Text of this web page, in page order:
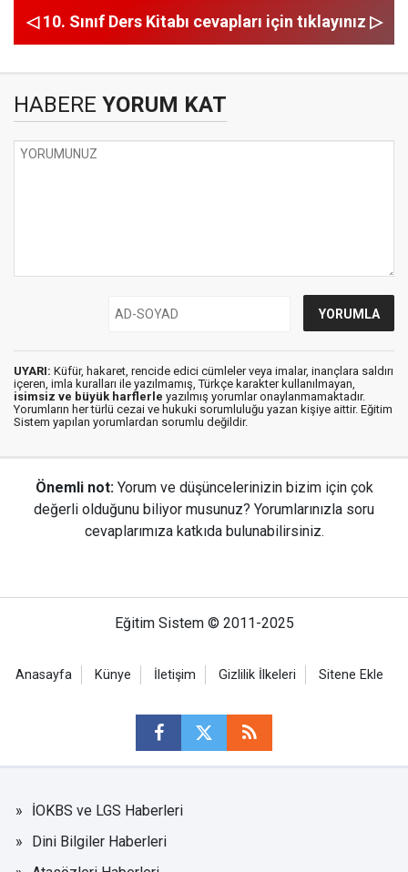
◁ 10. Sınıf Ders Kitabı cevapları için tıklayınız ▷
HABERE YORUM KAT
UYARI: Küfür, hakaret, rencide edici cümleler veya imalar, inançlara saldırı
içeren, imla kuralları ile yazılmamış, Türkçe karakter kullanılmayan,
isimsiz ve büyük harflerle yazılmış yorumlar onaylanmamaktadır.
Yorumların her türlü cezai ve hukuki sorumluluğu yazan kişiye aittir. Eğitim
Sistem yapılan yorumlardan sorumlu değildir.
Önemli not: Yorum ve düşüncelerinizin bizim için çok
değerli olduğunu biliyor musunuz? Yorumlarınızla soru
cevaplarımıza katkıda bulunabilirsiniz.
Eğitim Sistem © 2011-2025
Anasayfa Künye İletişim Gizlilik İlkeleri Sitene Ekle
İOKBS ve LGS Haberleri
Dini Bilgiler Haberleri